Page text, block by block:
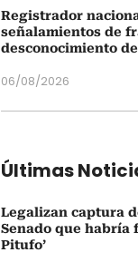
Registrador
señalamientos de
desconocimiento
06/08/2026
Últimas
Legalizan captura
Senado que habría
Pitufo’